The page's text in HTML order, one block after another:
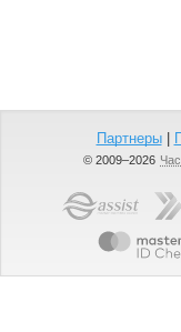
Партнеры|
© 2009–2026